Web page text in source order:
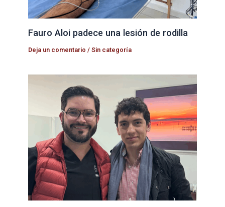
Fauro Aloi padece una lesión de rodilla
Deja un comentario /Sin categoría